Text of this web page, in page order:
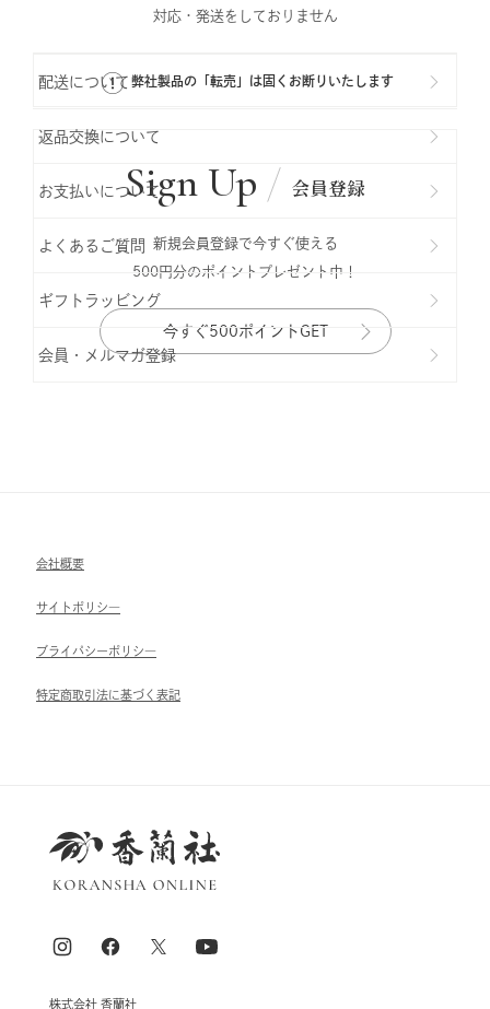
配送について
返品交換について
お支払いについて
よくあるご質問
ギフトラッビング
会員・メルマガ登録
対応・発送をしておりません
弊社製品の「転売」は固くお断りいたします
Sign Up 会員登録
新規会員登録で今すぐ使える
500円分のポイントプレゼント中！
今すぐ500ポイントGET
会社概要
サイトポリシ―
ブライパシーポリシ―
特定商取引法に基づく表記
株式会社 香蘭社